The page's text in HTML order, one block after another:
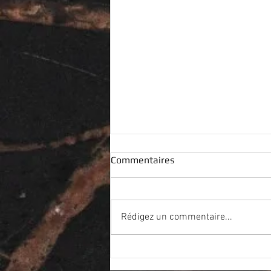
Commentaires
Rédigez un commentaire...